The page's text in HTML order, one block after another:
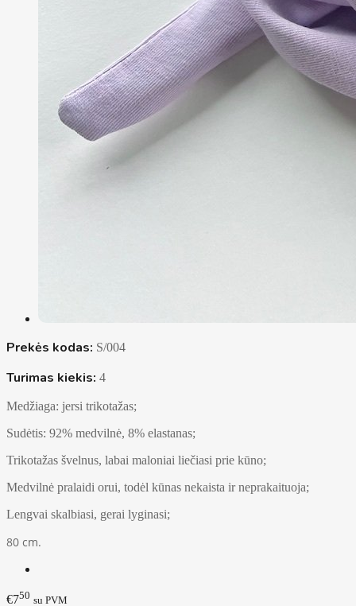
Prekės kodas: S/004
Turimas kiekis: 4
Medžiaga: jersi trikotažas;
Sudėtis: 92% medvilnė, 8% elastanas;
Trikotažas švelnus, labai maloniai liečiasi prie kūno;
Medvilnė pralaidi orui, todėl kūnas nekaista ir neprakaituoja;
Lengvai skalbiasi, gerai lyginasi;
80 cm.
€750 su PVM